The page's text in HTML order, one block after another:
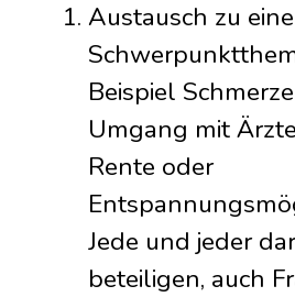
Austausch zu
Beispiel
Umgang mit
Rente oder
Jede und jeder
beteiligen, auch